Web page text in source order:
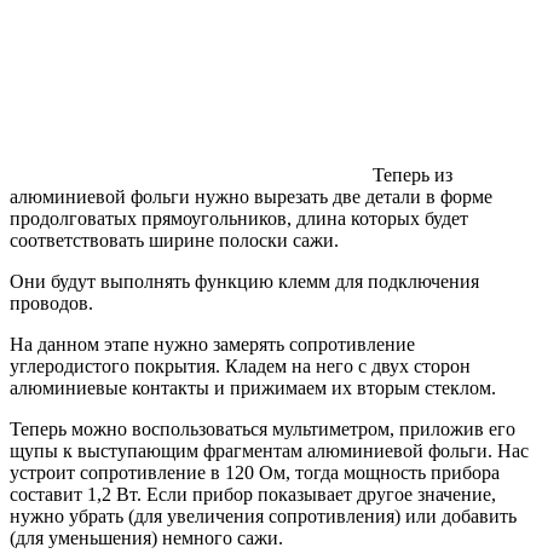
Теперь из
алюминиевой фольги нужно вырезать две детали в форме
продолговатых прямоугольников, длина которых будет
соответствовать ширине полоски сажи.
Они будут выполнять функцию клемм для подключения
проводов.
На данном этапе нужно замерять сопротивление
углеродистого покрытия. Кладем на него с двух сторон
алюминиевые контакты и прижимаем их вторым стеклом.
Теперь можно воспользоваться мультиметром, приложив его
щупы к выступающим фрагментам алюминиевой фольги. Нас
устроит сопротивление в 120 Ом, тогда мощность прибора
составит 1,2 Вт. Если прибор показывает другое значение,
нужно убрать (для увеличения сопротивления) или добавить
(для уменьшения) немного сажи.